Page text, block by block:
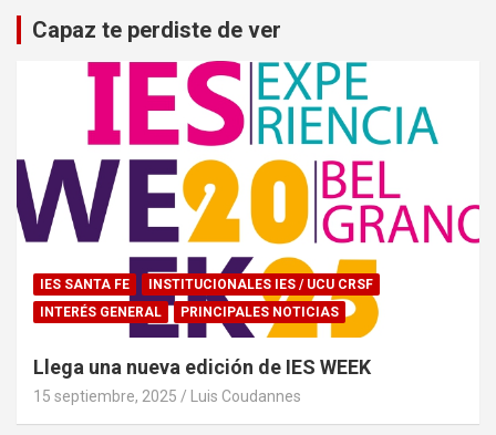
Capaz te perdiste de ver
IES SANTA FE
INSTITUCIONALES IES / UCU CRSF
INTERÉS GENERAL
PRINCIPALES NOTICIAS
Llega una nueva edición de IES WEEK
15 septiembre, 2025 Luis Coudannes